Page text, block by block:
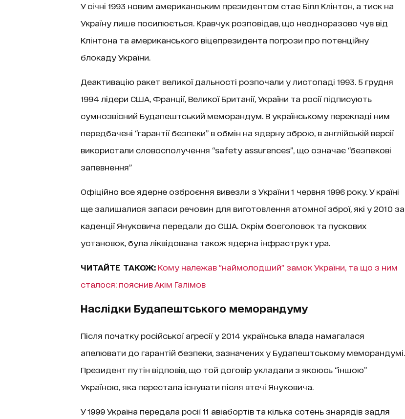
У січні 1993 новим американським президентом стає Білл Клінтон, а тиск на
Україну лише посилюється. Кравчук розповідав, що неодноразово чув від
Клінтона та американського віцепрезидента погрози про потенційну
блокаду України.
Деактивацію ракет великої дальності розпочали у листопаді 1993. 5 грудня
1994 лідери США, Франції, Великої Британії, України та росії підписують
сумнозвісний Будапештський меморандум. В українському перекладі ним
передбачені “гарантії безпеки” в обмін на ядерну зброю, в англійській версії
використали словосполучення “safety assurences”, що означає “безпекові
запевнення”
Офіційно все ядерне озброєння вивезли з України 1 червня 1996 року. У країні
ще залишалися запаси речовин для виготовлення атомної зброї, які у 2010 за
каденції Януковича передали до США. Окрім боєголовок та пускових
установок, була ліквідована також ядерна інфраструктура.
ЧИТАЙТЕ ТАКОЖ: Кому належав "наймолодший" замок України, та що з ним
сталося: пояснив Акім Галімов
Наслідки Будапештського меморандуму
Після початку російської агресії у 2014 українська влада намагалася
апелювати до гарантій безпеки, зазначених у Будапештському меморандумі.
Президент путін відповів, що той договір укладали з якоюсь “іншою”
Україною, яка перестала існувати після втечі Януковича.
У 1999 Україна передала росії 11 авіабортів та кілька сотень знарядів задля